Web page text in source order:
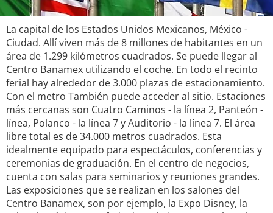
La capital de los Estados Unidos Mexicanos, México -
Ciudad. Allí viven más de 8 millones de habitantes en un
área de 1.299 kilómetros cuadrados. Se puede llegar al
Centro Banamex utilizando el coche. En todo el recinto
ferial hay alrededor de 3.000 plazas de estacionamiento.
Con el metro También puede acceder al sitio. Estaciones
más cercanas son Cuatro Caminos - la línea 2, Panteón -
línea, Polanco - la línea 7 y Auditorio - la línea 7. El área
libre total es de 34.000 metros cuadrados. Esta
idealmente equipado para espectáculos, conferencias y
ceremonias de graduación. En el centro de negocios,
cuenta con salas para seminarios y reuniones grandes.
Las exposiciones que se realizan en los salones del
Centro Banamex, son por ejemplo, la Expo Disney, la